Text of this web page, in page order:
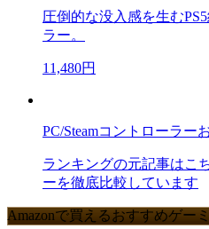
圧倒的な没入感を生む
ラー。
11,480円
PC/Steamコントローラー
ランキングの元記事はこ
ーを徹底比較しています
Amazonで買えるおすすめゲー